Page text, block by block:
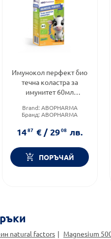
Имунокол перфект био
течна коластра за
имунитет 60мл
Brand: ABOPHARMA
Бранд:ABOPHARMA
1487 € / 2908 лв.
ПОРЪЧАЙ
natural factors Magnesium